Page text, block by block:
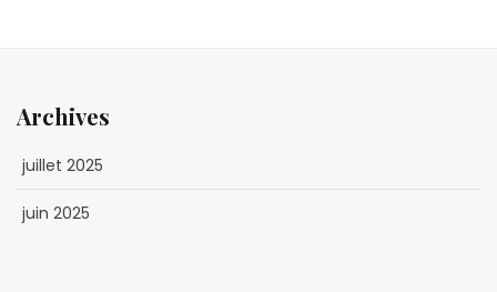
Archives
juillet 2025
juin 2025